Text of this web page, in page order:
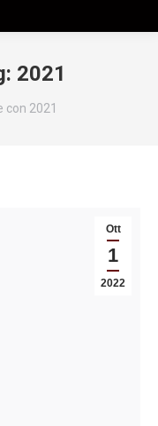
2021
con 2021
Ott
1
2022